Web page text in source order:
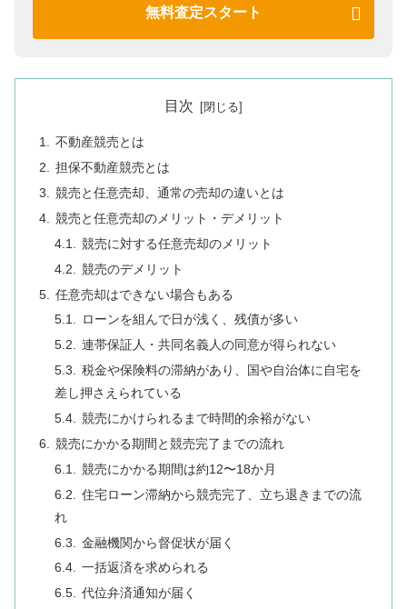
無料査定スタート
目次
不動産競売とは
担保不動産競売とは
競売と任意売却、通常の売却の違いとは
競売と任意売却のメリット・デメリット
競売に対する任意売却のメリット
競売のデメリット
任意売却はできない場合もある
ローンを組んで日が浅く、残債が多い
連帯保証人・共同名義人の同意が得られない
税金や保険料の滞納があり、国や自治体に自宅を
差し押さえられている
競売にかけられるまで時間的余裕がない
競売にかかる期間と競売完了までの流れ
競売にかかる期間は約12〜18か月
住宅ローン滞納から競売完了、立ち退きまでの流
れ
金融機関から督促状が届く
一括返済を求められる
代位弁済通知が届く